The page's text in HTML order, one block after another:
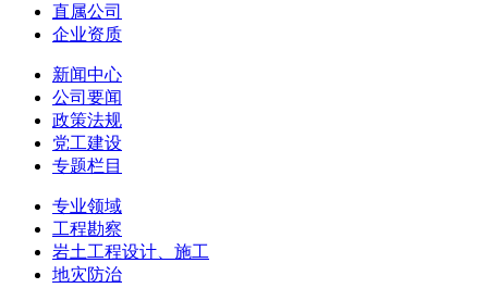
直属公司
企业资质
新闻中心
公司要闻
政策法规
党工建设
专题栏目
专业领域
工程勘察
岩土工程设计、施工
地灾防治